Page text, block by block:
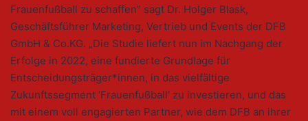
Frauenfußball zu schaffen” sagt Dr. Holger Blask,
Geschäftsführer Marketing, Vertrieb und Events der DFB
GmbH & Co.KG. „Die Studie liefert nun im Nachgang der
Erfolge in 2022, eine fundierte Grundlage für
Entscheidungsträger*innen, in das vielfältige
Zukunftssegment ‘Frauenfußball’ zu investieren, und das
mit einem voll engagierten Partner, wie dem DFB an ihrer